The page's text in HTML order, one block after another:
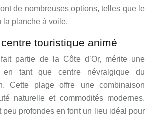
de nombreuses options, telles que le
la planche à voile.
touristique animé
partie de la Côte d’Or, mérite une
en tant que centre névralgique du
Cette plage offre une combinaison
naturelle et commodités modernes.
peu profondes en font un lieu idéal pour